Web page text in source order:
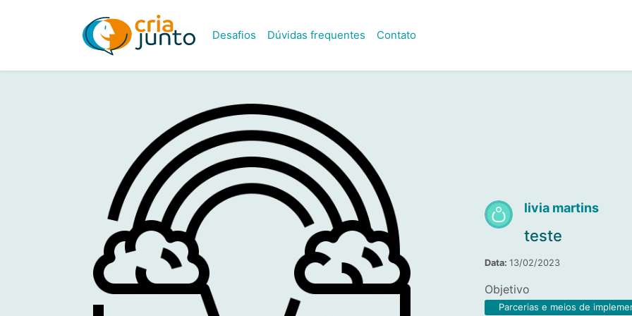
Desafios Dúvidas frequentes Contato
livia martins
teste
Data: 13/02/2023
Objetivo
Parcerias e meios de